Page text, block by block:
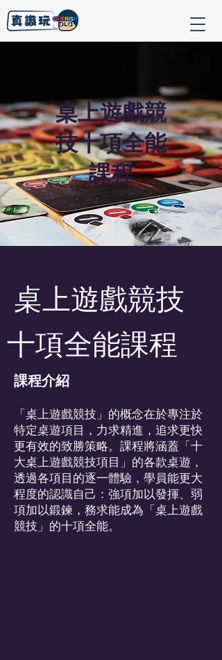
桌上遊戲競
技十項全能
課程
桌上遊戲競技
十項全能課程
課程介紹
「桌上遊戲競技」的概念在於專注於
特定桌遊項目，力求精進，追求更快
更有效的致勝策略。課程將涵蓋「十
大桌上遊戲競技項目」的各款桌遊，
透過各項目的逐一體驗，學員能更大
程度的認識自己：強項加以發揮、弱
項加以鍛鍊，務求能成為「桌上遊戲
競技」的十項全能。